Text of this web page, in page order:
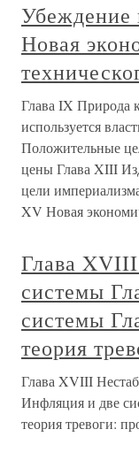
Убеждение
Новая
Глава IX Природа
используется
Положительные
цены Глава XIII
цели
XV Новая
Глава XVIII
системы
системы
теория
Глава XVIII
Инфляция и две
теория тревоги: